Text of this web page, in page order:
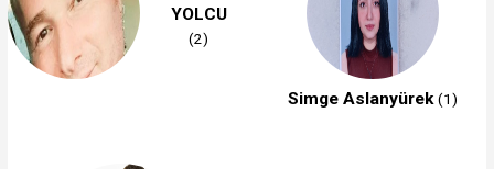
YOLCU
(2)
Simge Aslanyürek (1)